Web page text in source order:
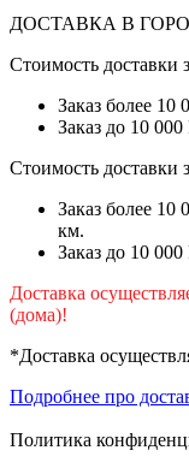
ДОСТАВКА В
Стоимость
Заказ более 10
Заказ до 10
Стоимость
Заказ более
км.
Заказ до 10
Доставка
(дома)!
*Доставка
Подробнее про
Политика